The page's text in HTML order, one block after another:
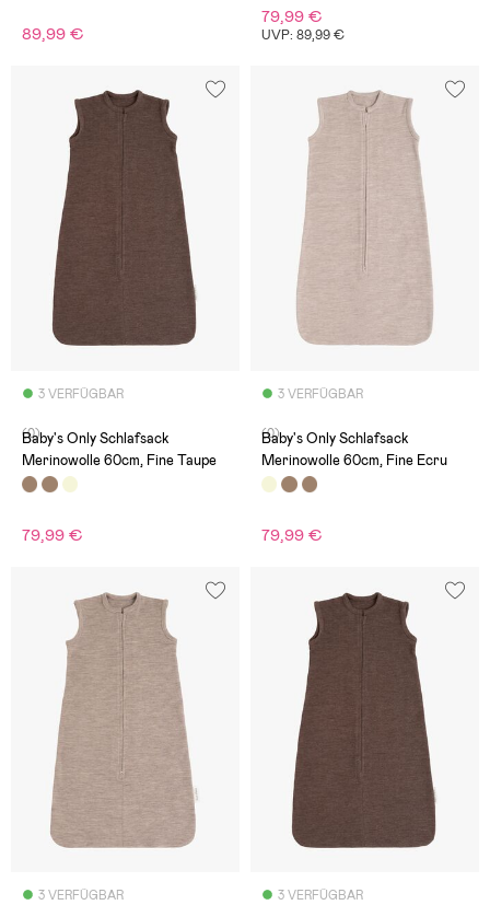
89,99 €
79,99 €
UVP: 89,99 €
3 VERFÜGBAR
(0)
Baby's Only Schlafsack
Merinowolle 60cm, Fine Taupe
79,99 €
3 VERFÜGBAR
(0)
Baby's Only Schlafsack
Merinowolle 60cm, Fine Ecru
79,99 €
3 VERFÜGBAR 3 VERFÜGBAR